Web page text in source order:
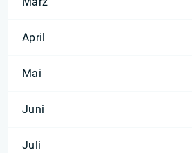
April
Mai
Juni
Juli